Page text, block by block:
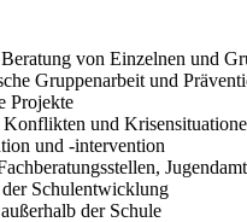
von Einzelnen und
Gruppenarbeit und
Projekte
und
und -intervention
Schulentwicklung
der Schule